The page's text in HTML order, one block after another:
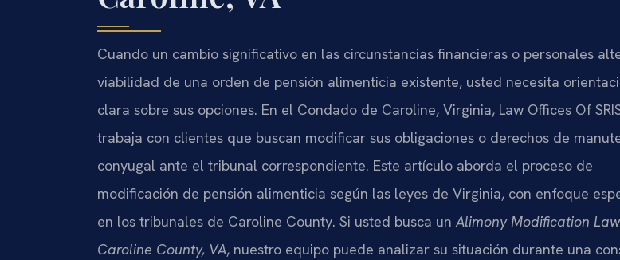
Cuando un cambio significativo en las circunstancias financieras o personales
viabilidad de una orden de pensión alimenticia existente, usted necesita
clara sobre sus opciones. En el Condado de Caroline, Virginia, Law Offices Of
trabaja con clientes que buscan modificar sus obligaciones o derechos de
conyugal ante el tribunal correspondiente. Este artículo aborda el proceso de
modificación de pensión alimenticia según las leyes de Virginia, con enfoque
en los tribunales de Caroline County. Si usted busca un Alimony Modification
Caroline County, VA, nuestro equipo puede analizar su situación durante una